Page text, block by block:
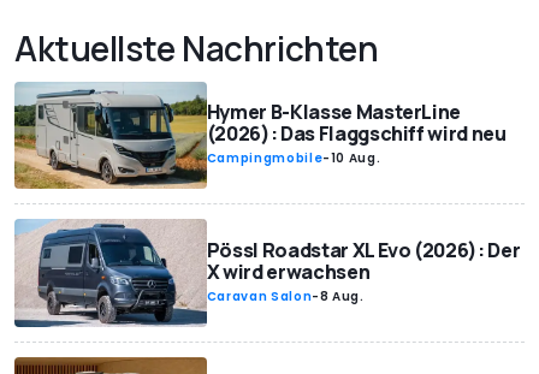
Aktuellste Nachrichten
Hymer B-Klasse MasterLine
(2026): Das Flaggschiff wird neu
Campingmobile-10 Aug.
Pössl Roadstar XL Evo (2026): Der
X wird erwachsen
Caravan Salon-8 Aug.